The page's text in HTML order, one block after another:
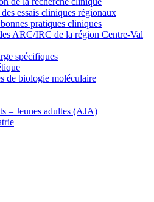
essais cliniques régionaux
pratiques cliniques
ARC/IRC de la région Centre-Val
spécifiques
de biologie moléculaire
– Jeunes adultes (AJA)